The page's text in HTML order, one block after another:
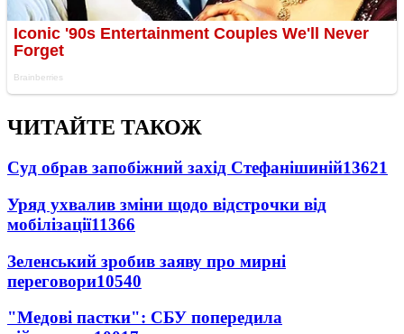
ЧИТАЙТЕ ТАКОЖ
Суд обрав запобіжний захід Стефанішиній13621
Уряд ухвалив зміни щодо відстрочки від
мобілізації11366
Зеленський зробив заяву про мирні
переговори10540
"Медові пастки": СБУ попередила